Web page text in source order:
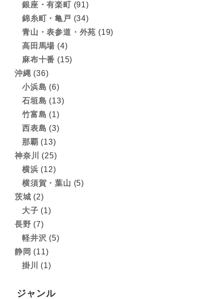
銀座・有楽町 (91)
錦糸町・亀戸 (34)
青山・表参道・外苑 (19)
高田馬場 (4)
麻布十番 (15)
沖縄 (36)
小浜島 (6)
石垣島 (13)
竹富島 (1)
西表島 (3)
那覇 (13)
神奈川
(25)
横浜 (12)
横須賀・葉山 (5)
茨城 (2)
大子 (1)
長野 (7)
軽井沢 (5)
静岡 (11)
掛川
(1)
ジャンル